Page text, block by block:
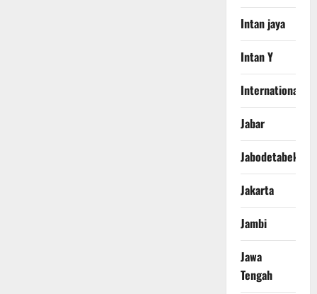
Intan jaya
Intan Y
International
Jabar
Jabodetabek
Jakarta
Jambi
Jawa
Tengah